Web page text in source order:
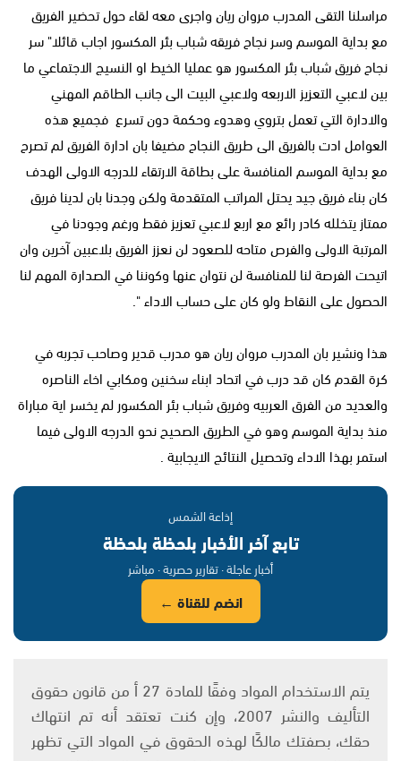
مراسلنا التقى المدرب مروان ريان واجرى معه لقاء حول تحضير الفريق
مع بداية الموسم وسر نجاح فريقه شباب بئر المكسور اجاب قائلا" سر
نجاح فريق شباب بئر المكسور هو عمليا الخيط او النسيج الاجتماعي ما
بين لاعبي التعزيز الاربعه ولاعبي البيت الى جانب الطاقم المهني
والادارة التي تعمل بتروي وهدوء وحكمة دون تسرع فجميع هذه
العوامل ادت بالفريق الى طريق النجاح مضيفا بان ادارة الفريق لم تصرح
مع بداية الموسم المنافسة على بطاقة الارتقاء للدرجه الاولى الهدف
كان بناء فريق جيد يحتل المراتب المتقدمة ولكن وجدنا بان لدينا فريق
ممتاز يتخلله كادر رائع مع اربع لاعبي تعزيز فقط ورغم وجودنا في
المرتبة الاولى والفرص متاحه للصعود لن نعزز الفريق بلاعبين آخرين وان
اتيحت الفرصة لنا للمنافسة لن نتوان عنها وكوننا في الصدارة المهم لنا
الحصول على النقاط ولو كان على حساب الاداء ".
هذا ونشير بان المدرب مروان ريان هو مدرب قدير وصاحب تجربه في
كرة القدم كان قد درب في اتحاد ابناء سخنين ومكابي اخاء الناصره
والعديد من الفرق العربيه وفريق شباب بئر المكسور لم يخسر اية مباراة
منذ بداية الموسم وهو في الطريق الصحيح نحو الدرجه الاولى فيما
استمر بهذا الاداء وتحصيل النتائج الايجابية .
إذاعة الشمس
تابع آخر الأخبار بلحظة بلحظة
أخبار عاجلة · تقارير حصرية · مباشر
انضم للقناة ←
يتم الاستخدام المواد وفقًا للمادة 27 أ من قانون حقوق
التأليف والنشر 2007، وإن كنت تعتقد أنه تم انتهاك
حقك، بصفتك مالكًا لهذه الحقوق في المواد التي تظهر